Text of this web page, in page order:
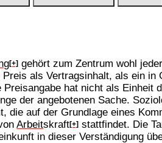
[+] gehört zum Zentrum wohl
als Vertragsinhalt, als ein
Preisangabe hat nicht als
der angebotenen Sache.
die auf der Grundlage eines
Arbeitskraft[+] stattfindet. Die
in dieser Verständigung